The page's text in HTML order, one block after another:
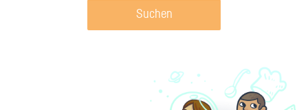
Suchen